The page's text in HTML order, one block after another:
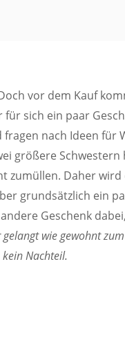
vor dem Kauf
sich ein paar
nach Ideen für
größere Schwestern
zumüllen. Daher
grundsätzlich ein
Geschenk
wie gewohnt
Nachteil.